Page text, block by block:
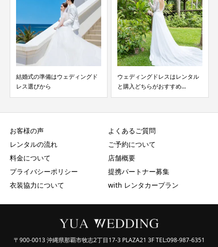
結婚式の準備はウェディングド
レス選びから
ウェディングドレスはレンタル
と購入どちらがおすすめ...
お客様の声
レンタルの流れ
料金について
プライバシーポリシー
衣装協力について
よくあるご質問
ご予約について
店舗概要
提携パートナー募集
with レンタカープラン
〒900-0013 沖縄県那覇市牧志2丁目17-3 PLAZA21 3F TEL:098-987-6351